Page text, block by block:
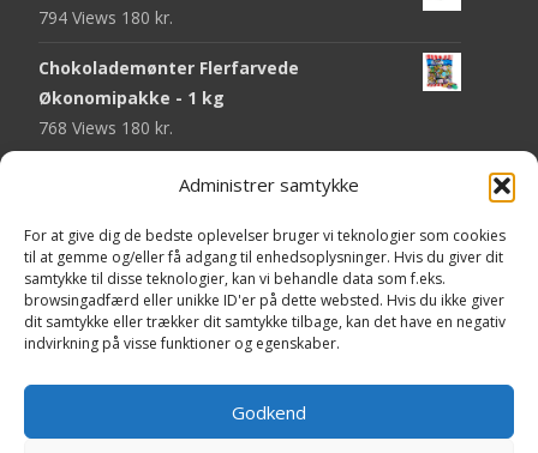
Administrer samtykke
For at give dig de bedste oplevelser bruger vi teknologier som cookies
til at gemme og/eller få adgang til enhedsoplysninger. Hvis du giver dit
samtykke til disse teknologier, kan vi behandle data som f.eks.
browsingadfærd eller unikke ID'er på dette websted. Hvis du ikke giver
dit samtykke eller trækker dit samtykke tilbage, kan det have en negativ
indvirkning på visse funktioner og egenskaber.
Godkend
794 Views 180 kr.
Chokolademønter Flerfarvede
Økonomipakke - 1 kg
768 Views 180 kr.
Malaco Stjerner Lakrids - 92 gram
Pringles Hot & Spicy - 165 gram
743 Views40 kr.
Fini Krudttønder Tyggegummi